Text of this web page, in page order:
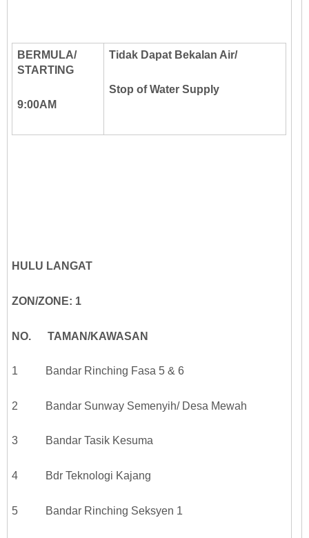
BERMULA/
STARTING
9:00AM
Tidak Dapat Bekalan Air/
Stop of Water Supply
HULU LANGAT
ZON/ZONE: 1
NO. TAMAN/KAWASAN
1 Bandar Rinching Fasa 5 & 6
2 Bandar Sunway Semenyih/ Desa Mewah
3 Bandar Tasik Kesuma
4 Bdr Teknologi Kajang
5 Bandar Rinching Seksyen 1